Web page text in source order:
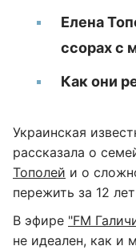
Елена
ссорах с
Как они
Украинская
рассказала о
Тополей и о
пережить за 12
В эфире "FM
не идеален, как и